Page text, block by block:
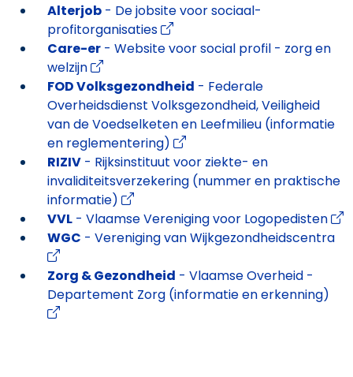
Alterjob - De jobsite voor sociaal-
profitorganisaties
Care-er - Website voor social profil - zorg en
welzijn
FOD Volksgezondheid - Federale
Overheidsdienst Volksgezondheid, Veiligheid
van de Voedselketen en Leefmilieu (informatie
en reglementering)
RIZIV - Rijksinstituut voor ziekte- en
invaliditeitsverzekering (nummer en praktische
informatie)
VVL - Vlaamse Vereniging voor Logopedisten
WGC - Vereniging van Wijkgezondheidscentra
Zorg & Gezondheid - Vlaamse Overheid -
Departement Zorg (informatie en erkenning)